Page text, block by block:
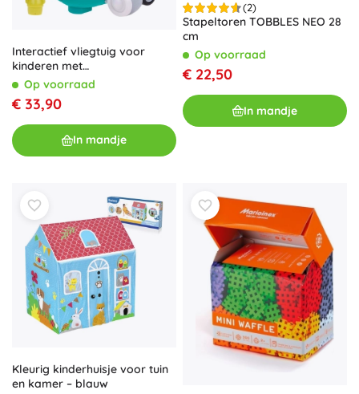
Interactief vliegtuig voor
kinderen met
afstandsbediening en figuren
van piloot en passagier
Op voorraad
€ 33,90
In mandje
(2)
Stapeltoren TOBBLES NEO 28
cm
Op voorraad
€ 22,50
In mandje
Kleurig kinderhuisje voor tuin
en kamer – blauw